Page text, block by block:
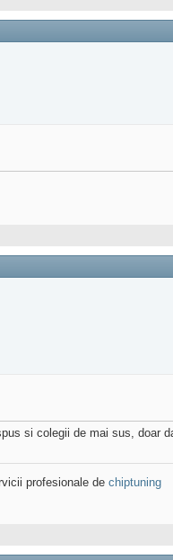
si colegii de mai sus, doar
profesionale de chiptuning